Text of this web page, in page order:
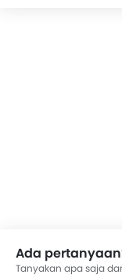
Ada
Tanyakan apa saja